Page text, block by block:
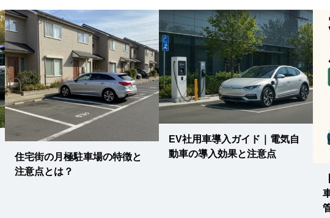
住宅街の月極駐車場の特徴と
注意点とは？
EV社用車導入ガイド｜電気自
動車の導入効果と注意点